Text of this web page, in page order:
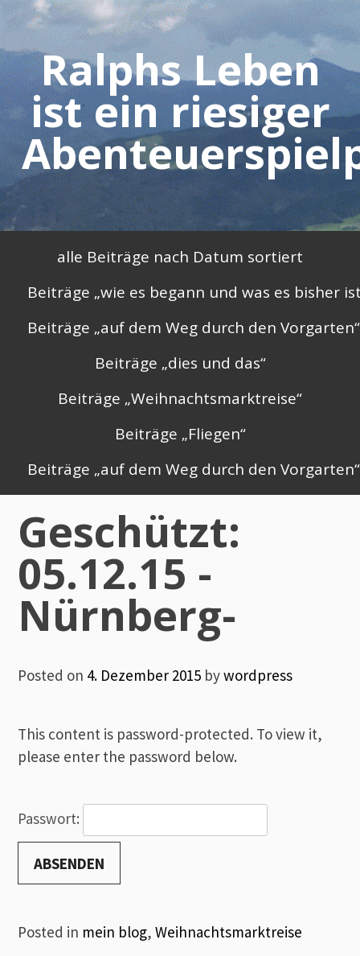
Skip
contentRalphs Leben
ist ein riesiger
Primary
Menu
alle Beiträge nach Datum sortiert
Beiträge „wie es begann und was es bisher
Beiträge „auf dem Weg durch den Vorgarten“
Beiträge „dies und das“
Beiträge „Weihnachtsmarktreise“
Beiträge „Fliegen“
Beiträge „auf dem Weg durch den Vorgarten“
Geschützt:
05.12.15 -
Nürnberg-
Posted on 4. Dezember 2015 bywordpress
This content is password-protected. To view it,
please enter the password below.
Passwort:
Posted in mein blog,Weihnachtsmarktreise